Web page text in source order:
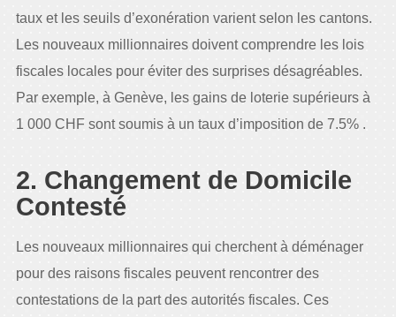
taux et les seuils d’exonération varient selon les cantons.
Les nouveaux millionnaires doivent comprendre les lois
fiscales locales pour éviter des surprises désagréables.
Par exemple, à Genève, les gains de loterie supérieurs à
1 000 CHF sont soumis à un taux d’imposition de 7.5% .
2. Changement de Domicile
Contesté
Les nouveaux millionnaires qui cherchent à déménager
pour des raisons fiscales peuvent rencontrer des
contestations de la part des autorités fiscales. Ces